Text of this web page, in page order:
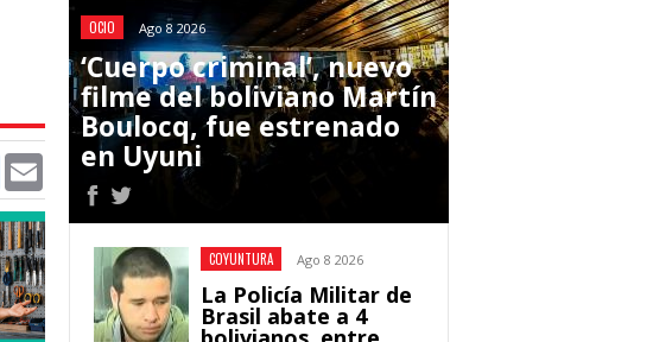
MessengerEmail
OCIO Ago 8 2026
‘Cuerpo criminal’, nuevo
filme del boliviano Martín
Boulocq, fue estrenado
en Uyuni
COYUNTURA Ago 8 2026
La Policía Militar de
Brasil abate a 4